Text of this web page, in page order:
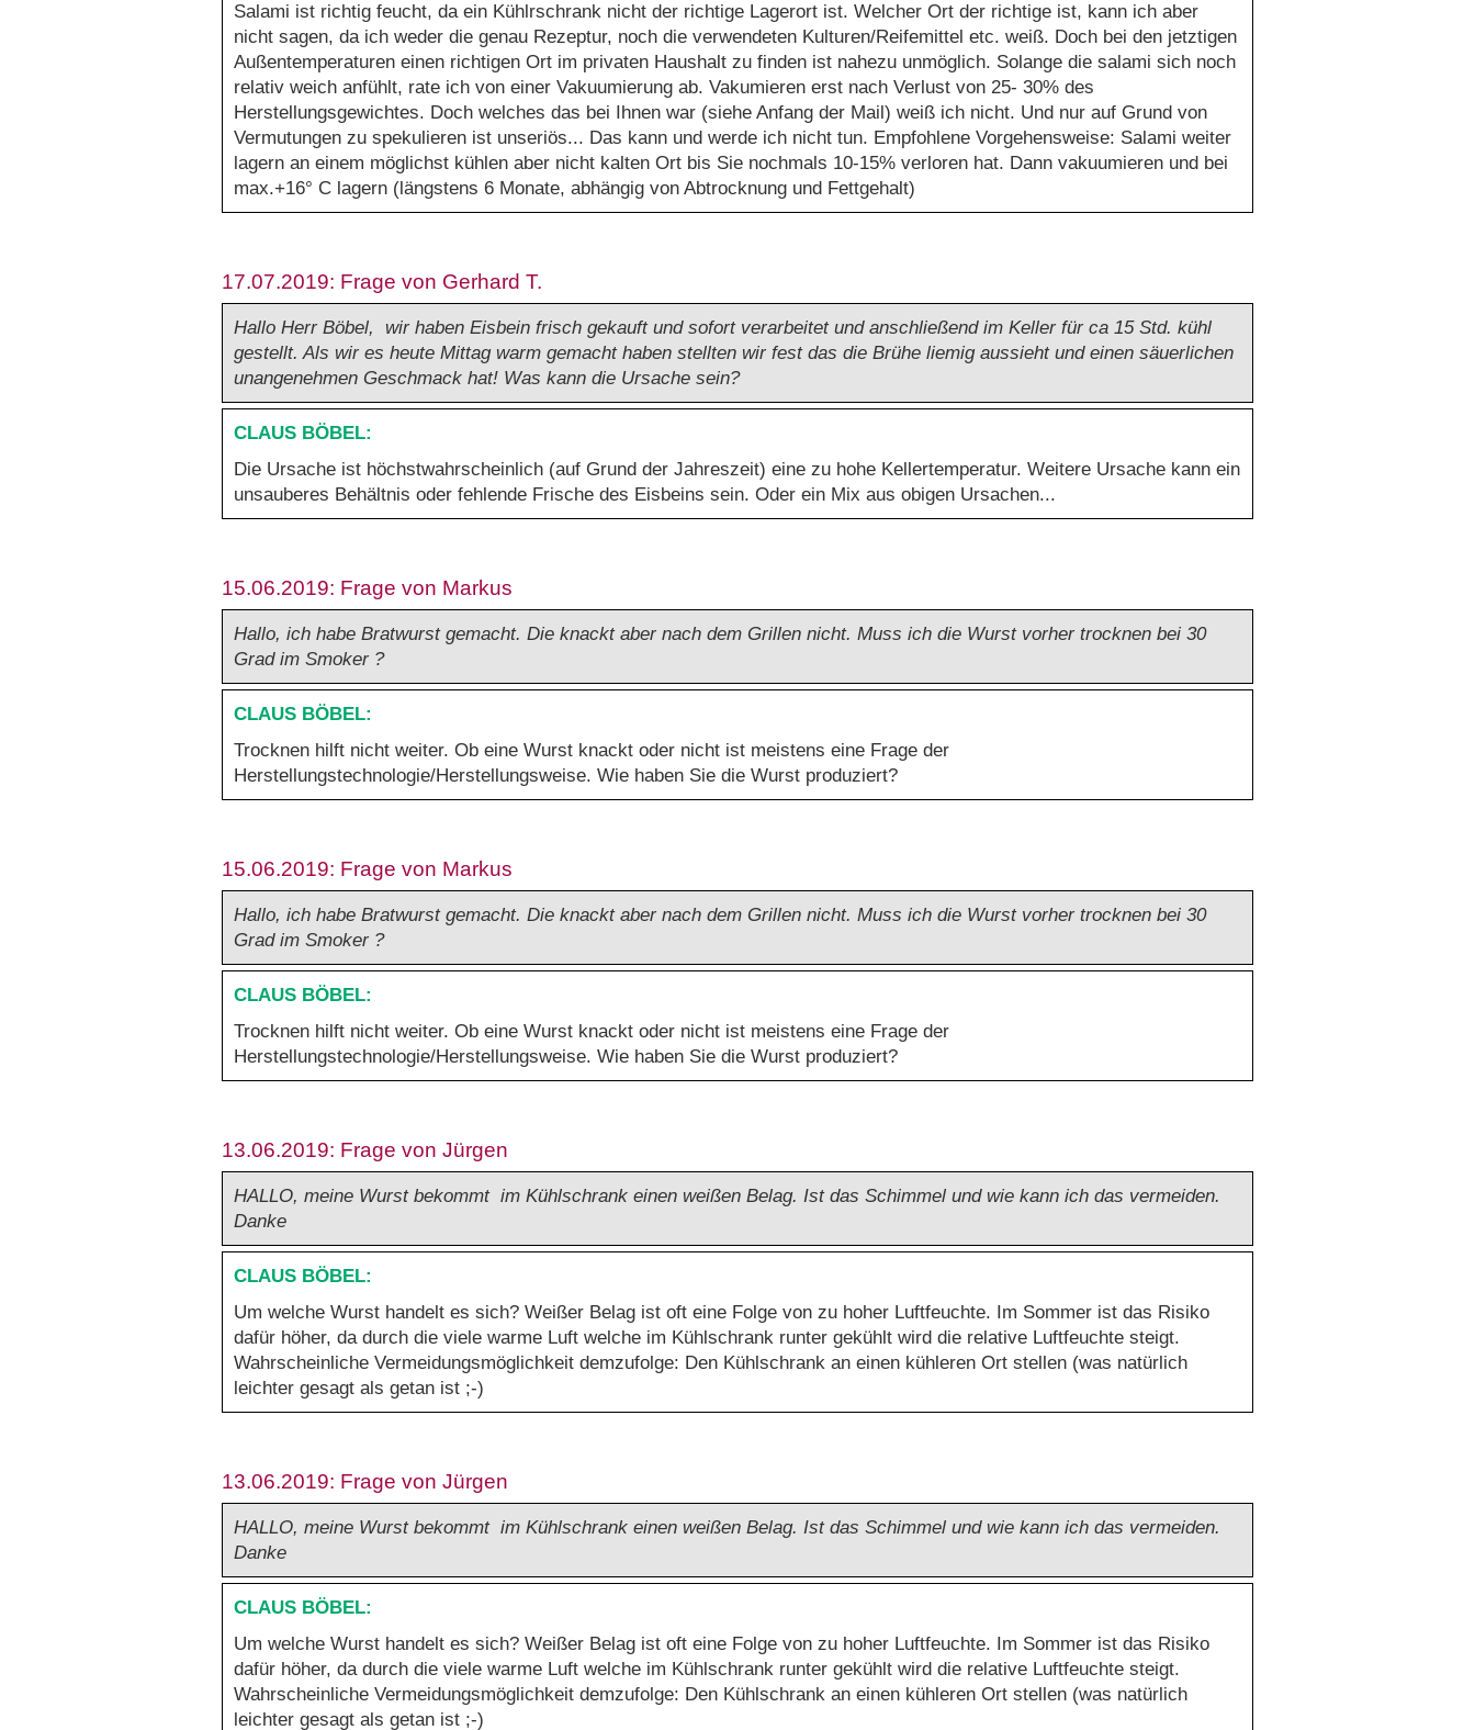
Salami ist richtig feucht, da ein Kühlrschrank nicht der richtige Lagerort ist. Welcher Ort der richtige ist, kann ich aber
nicht sagen, da ich weder die genau Rezeptur, noch die verwendeten Kulturen/Reifemittel etc. weiß. Doch bei den jetztigen
Außentemperaturen einen richtigen Ort im privaten Haushalt zu finden ist nahezu unmöglich. Solange die salami sich noch
relativ weich anfühlt, rate ich von einer Vakuumierung ab. Vakumieren erst nach Verlust von 25- 30% des
Herstellungsgewichtes. Doch welches das bei Ihnen war (siehe Anfang der Mail) weiß ich nicht. Und nur auf Grund von
Vermutungen zu spekulieren ist unseriös... Das kann und werde ich nicht tun. Empfohlene Vorgehensweise: Salami weiter
lagern an einem möglichst kühlen aber nicht kalten Ort bis Sie nochmals 10-15% verloren hat. Dann vakuumieren und bei
max.+16° C lagern (längstens 6 Monate, abhängig von Abtrocknung und Fettgehalt)
17.07.2019: Frage von Gerhard T.
Hallo Herr Böbel, wir haben Eisbein frisch gekauft und sofort verarbeitet und anschließend im Keller für ca 15 Std. kühl
gestellt. Als wir es heute Mittag warm gemacht haben stellten wir fest das die Brühe liemig aussieht und einen säuerlichen
unangenehmen Geschmack hat! Was kann die Ursache sein?
Die Ursache ist höchstwahrscheinlich (auf Grund der Jahreszeit) eine zu hohe Kellertemperatur. Weitere Ursache kann ein
unsauberes Behältnis oder fehlende Frische des Eisbeins sein. Oder ein Mix aus obigen Ursachen...
15.06.2019: Frage von Markus
Hallo, ich habe Bratwurst gemacht. Die knackt aber nach dem Grillen nicht. Muss ich die Wurst vorher trocknen bei 30
Grad im Smoker ?
Trocknen hilft nicht weiter. Ob eine Wurst knackt oder nicht ist meistens eine Frage der
Herstellungstechnologie/Herstellungsweise. Wie haben Sie die Wurst produziert?
15.06.2019: Frage von Markus
Hallo, ich habe Bratwurst gemacht. Die knackt aber nach dem Grillen nicht. Muss ich die Wurst vorher trocknen bei 30
Grad im Smoker ?
Trocknen hilft nicht weiter. Ob eine Wurst knackt oder nicht ist meistens eine Frage der
Herstellungstechnologie/Herstellungsweise. Wie haben Sie die Wurst produziert?
13.06.2019: Frage von Jürgen
HALLO, meine Wurst bekommt im Kühlschrank einen weißen Belag. Ist das Schimmel und wie kann ich das vermeiden.
Danke
Um welche Wurst handelt es sich? Weißer Belag ist oft eine Folge von zu hoher Luftfeuchte. Im Sommer ist das Risiko
dafür höher, da durch die viele warme Luft welche im Kühlschrank runter gekühlt wird die relative Luftfeuchte steigt.
Wahrscheinliche Vermeidungsmöglichkeit demzufolge: Den Kühlschrank an einen kühleren Ort stellen (was natürlich
leichter gesagt als getan ist ;-)
13.06.2019: Frage von Jürgen
HALLO, meine Wurst bekommt im Kühlschrank einen weißen Belag. Ist das Schimmel und wie kann ich das vermeiden.
Danke
Um welche Wurst handelt es sich? Weißer Belag ist oft eine Folge von zu hoher Luftfeuchte. Im Sommer ist das Risiko
dafür höher, da durch die viele warme Luft welche im Kühlschrank runter gekühlt wird die relative Luftfeuchte steigt.
Wahrscheinliche Vermeidungsmöglichkeit demzufolge: Den Kühlschrank an einen kühleren Ort stellen (was natürlich
leichter gesagt als getan ist ;-)